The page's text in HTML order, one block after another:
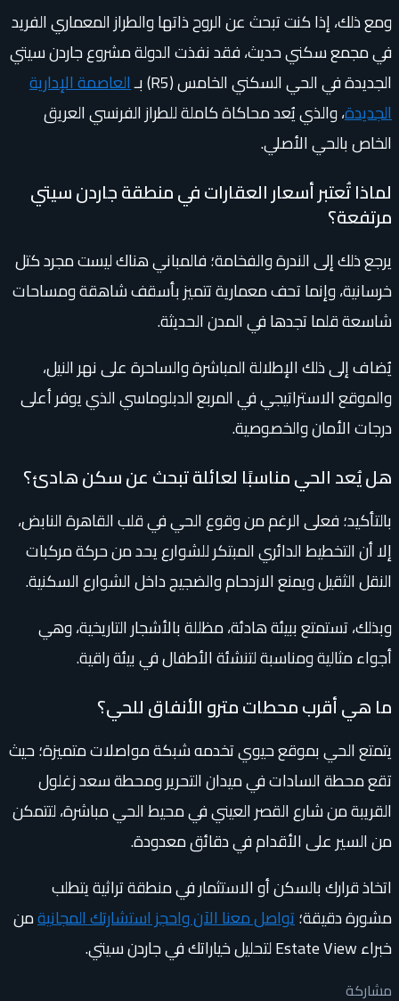
ومع ذلك، إذا كنت تبحث عن الروح ذاتها والطراز المعماري الفريد
في مجمع سكني حديث، فقد نفذت الدولة مشروع جاردن سيتي
الجديدة في الحي السكني الخامس (R5) بـ
العاصمة الإدارية
الجديدة، والذي يُعد محاكاة كاملة للطراز الفرنسي العريق
الخاص بالحي الأصلي.
لماذا تُعتبر أسعار العقارات في منطقة جاردن سيتي
مرتفعة؟
يرجع ذلك إلى الندرة والفخامة؛ فالمباني هناك ليست مجرد كتل
خرسانية، وإنما تحف معمارية تتميز بأسقف شاهقة ومساحات
شاسعة قلما تجدها في المدن الحديثة.
يُضاف إلى ذلك الإطلالة المباشرة والساحرة على نهر النيل،
والموقع الاستراتيجي في المربع الدبلوماسي الذي يوفر أعلى
درجات الأمان والخصوصية.
هل يُعد الحي مناسبًا لعائلة تبحث عن سكن هادئ؟
بالتأكيد؛ فعلى الرغم من وقوع الحي في قلب القاهرة النابض،
إلا أن التخطيط الدائري المبتكر للشوارع يحد من حركة مركبات
النقل الثقيل ويمنع الازدحام والضجيج داخل الشوارع السكنية.
وبذلك، تستمتع ببيئة هادئة، مظللة بالأشجار التاريخية، وهي
أجواء مثالية ومناسبة لتنشئة الأطفال في بيئة راقية.
ما هي أقرب محطات مترو الأنفاق للحي؟
يتمتع الحي بموقع حيوي تخدمه شبكة مواصلات متميزة؛ حيث
تقع محطة السادات في ميدان التحرير ومحطة سعد زغلول
القريبة من شارع القصر العيني في محيط الحي مباشرة، لتتمكن
من السير على الأقدام في دقائق معدودة.
اتخاذ قرارك بالسكن أو الاستثمار في منطقة تراثية يتطلب
مشورة دقيقة؛تواصل معنا الآن واحجز استشارتك المجانيةمن
خبراء Estate View لتحليل خياراتك في جاردن سيتي.
مشاركة